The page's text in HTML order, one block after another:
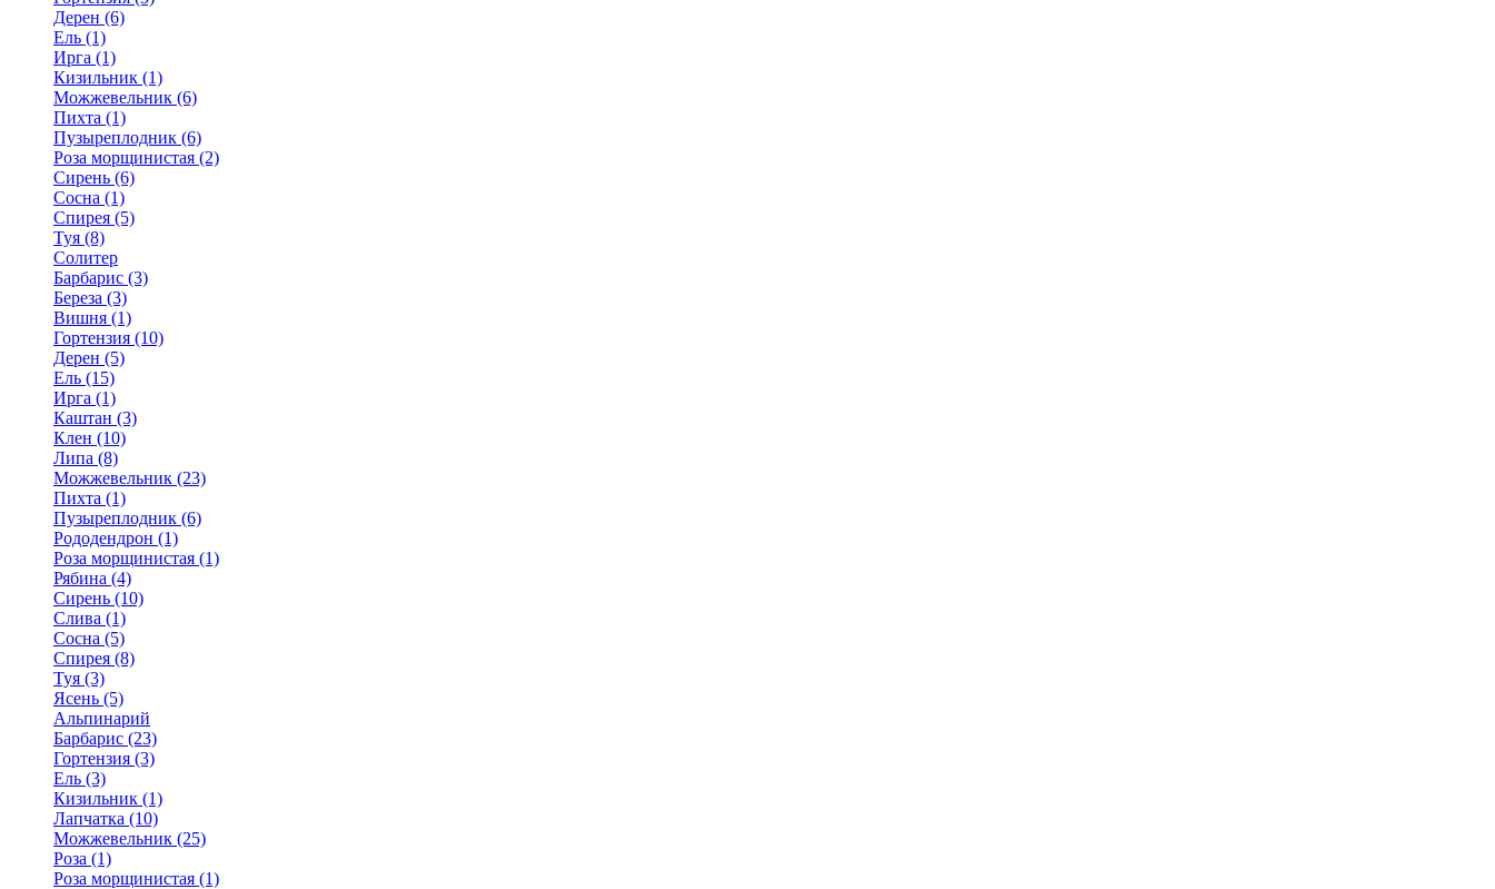
Дерен (6)
Ель (1)
Ирга (1)
Кизильник (1)
Можжевельник (6)
Пихта (1)
Пузыреплодник (6)
Роза морщинистая (2)
Сирень (6)
Сосна (1)
Спирея (5)
Туя (8)
Солитер
Барбарис (3)
Береза (3)
Вишня (1)
Гортензия (10)
Дерен (5)
Ель (15)
Ирга (1)
Каштан (3)
Клен (10)
Липа (8)
Можжевельник (23)
Пихта (1)
Пузыреплодник (6)
Рододендрон (1)
Роза морщинистая (1)
Рябина (4)
Сирень (10)
Слива (1)
Сосна (5)
Спирея (8)
Туя (3)
Ясень (5)
Альпинарий
Барбарис (23)
Гортензия (3)
Ель (3)
Кизильник (1)
Лапчатка (10)
Можжевельник (25)
Роза (1)
Роза морщинистая (1)